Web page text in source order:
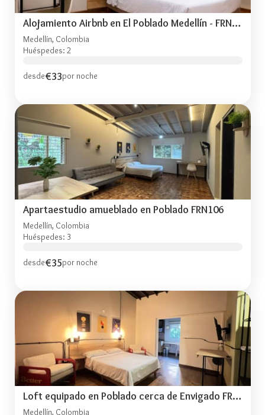
Alojamiento Airbnb en El Poblado Medellín - FRN1x4
Medellín, Colombia
Huéspedes: 2
desde€33por noche
Apartaestudio amueblado en Poblado FRN106
Medellín, Colombia
Huéspedes: 3
desde€35por noche
Loft equipado en Poblado cerca de Envigado FRN107
Medellín, Colombia